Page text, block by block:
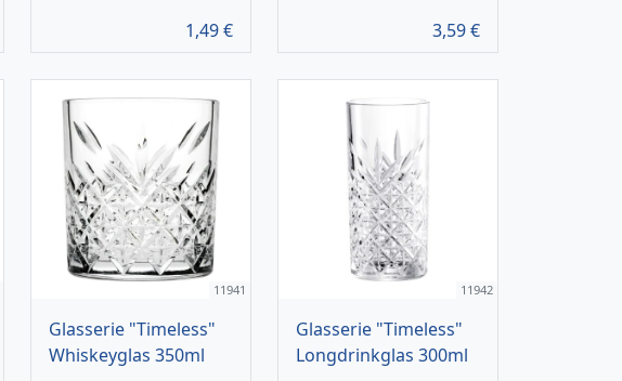
1,49€
3,59€
11941
Glasserie "Timeless"
Whiskeyglas 350ml
11942
Glasserie "Timeless"
Longdrinkglas 300ml